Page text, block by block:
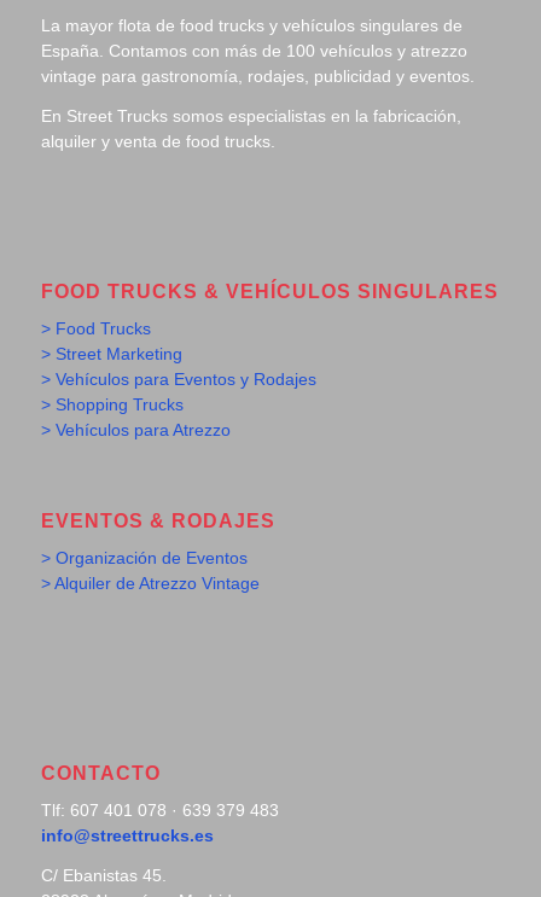
La mayor flota de food trucks y vehículos singulares de
España. Contamos con más de 100 vehículos y atrezzo
vintage para gastronomía, rodajes, publicidad y eventos.
En Street Trucks somos especialistas en la fabricación,
alquiler y venta de food trucks.
FOOD TRUCKS & VEHÍCULOS SINGULARES
> Food Trucks
> Street Marketing
> Vehículos para Eventos y Rodajes
> Shopping Trucks
> Vehículos para Atrezzo
EVENTOS & RODAJES
> Organización de Eventos
> Alquiler de Atrezzo Vintage
CONTACTO
Tlf: 607 401 078 · 639 379 483
info@streettrucks.es
C/ Ebanistas 45.